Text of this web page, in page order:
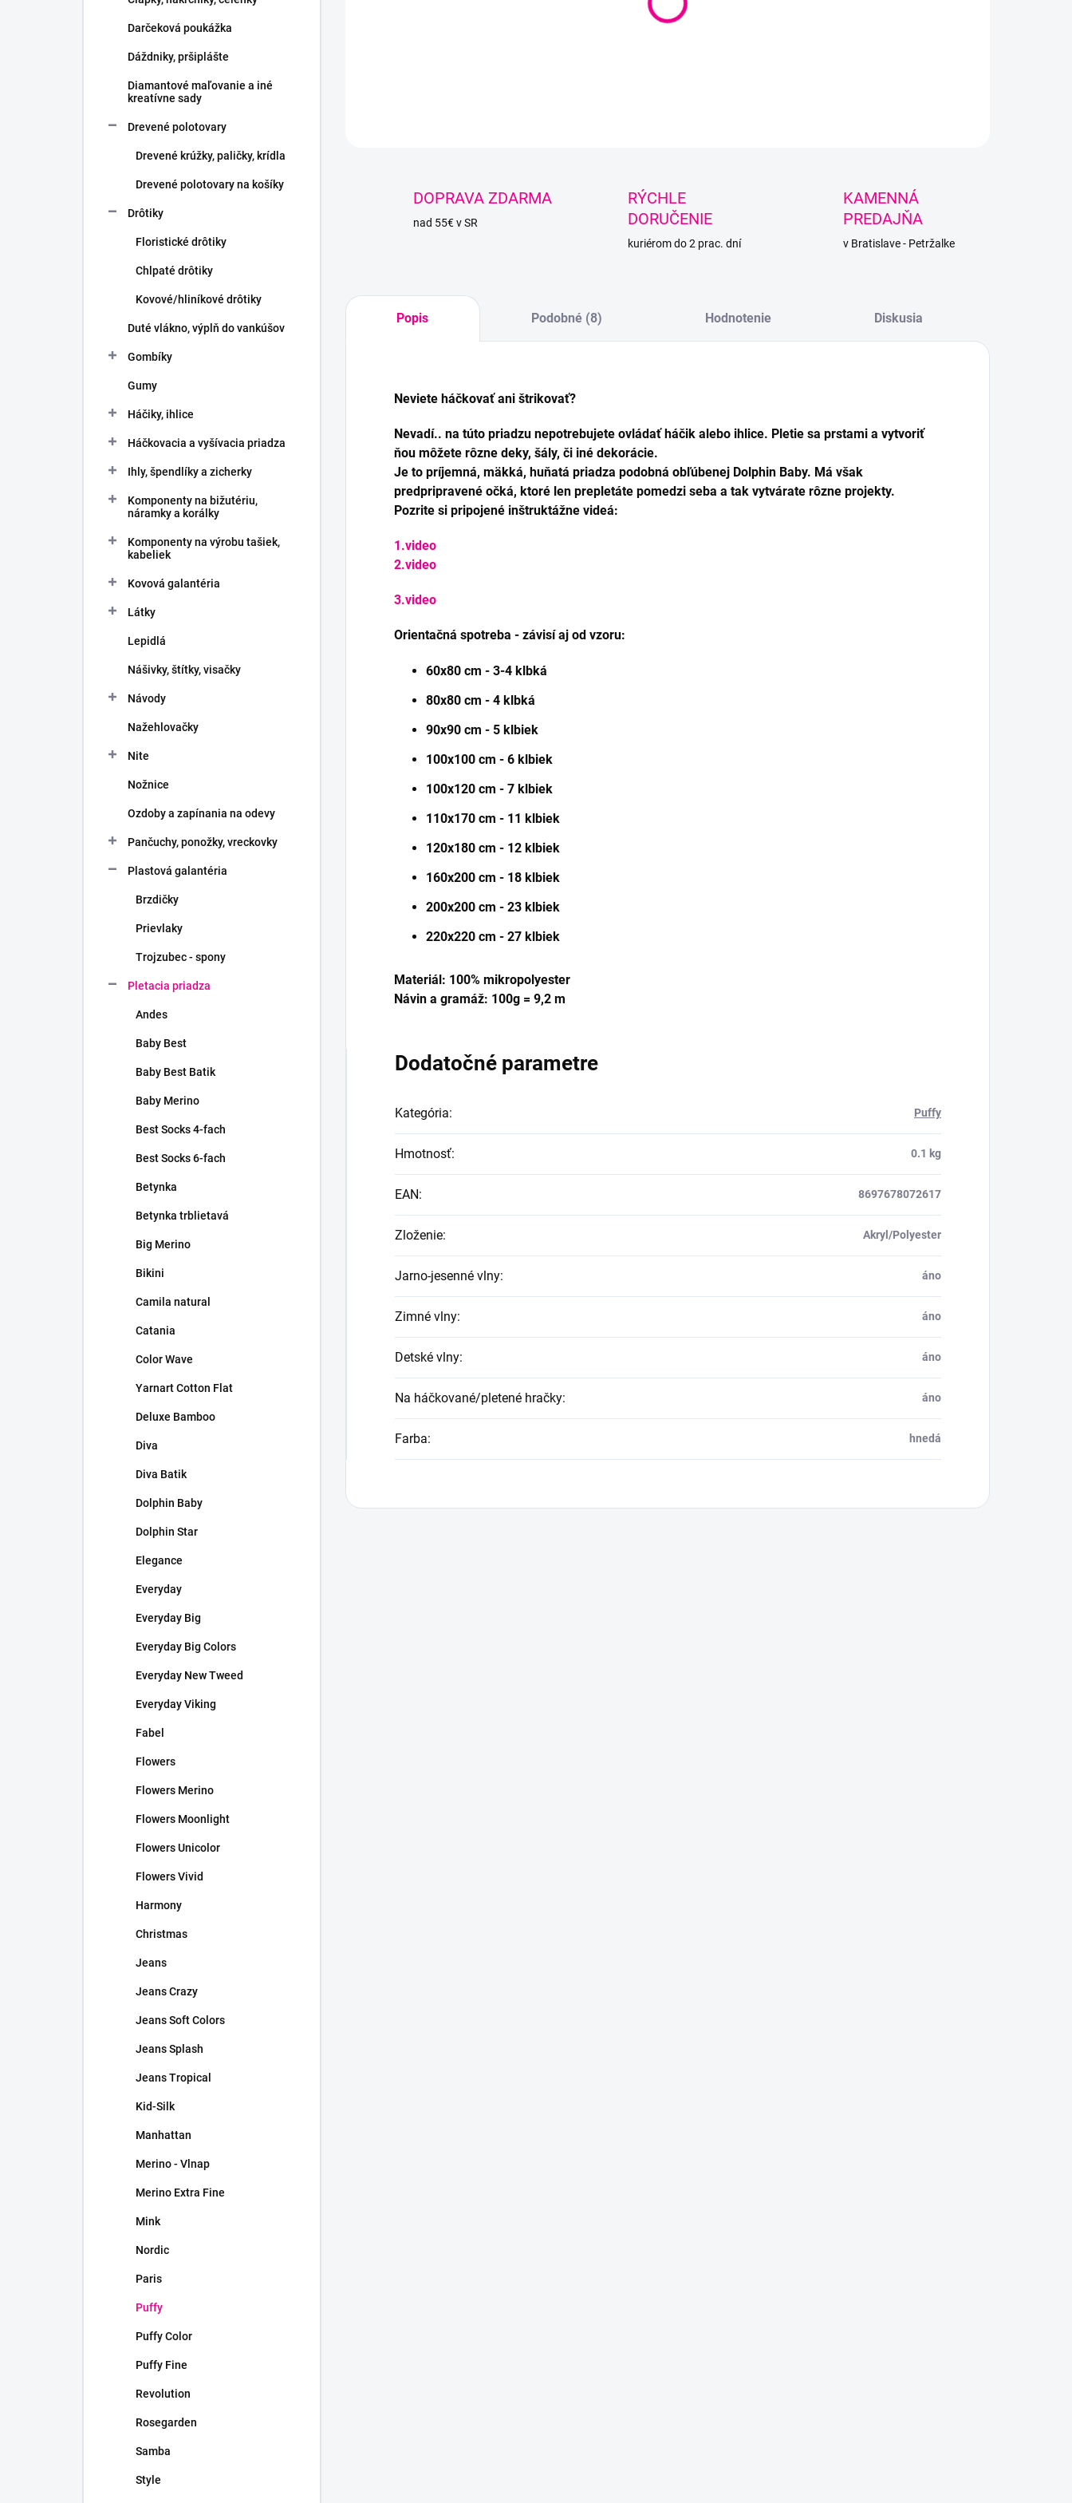
Darčeková poukážka
Dáždniky, pršiplášte
Diamantové maľovanie a iné
kreatívne sady
Drevené polotovary
Drevené krúžky, paličky, krídla
Drevené polotovary na košíky
Drôtiky
Floristické drôtiky
Chlpaté drôtiky
Kovové/hliníkové drôtiky
Duté vlákno, výplň do vankúšov
Gombíky
Gumy
Háčiky, ihlice
Háčkovacia a vyšívacia priadza
Ihly, špendlíky a zicherky
Komponenty na bižutériu,
náramky a korálky
Komponenty na výrobu tašiek,
kabeliek
Kovová galantéria
Látky
Lepidlá
Nášivky, štítky, visačky
Návody
Nažehlovačky
Nite
Nožnice
Ozdoby a zapínania na odevy
Pančuchy, ponožky, vreckovky
Plastová galantéria
Brzdičky
Prievlaky
Trojzubec - spony
Pletacia priadza
Andes
Baby Best
Baby Best Batik
Baby Merino
Best Socks 4-fach
Best Socks 6-fach
Betynka
Betynka trblietavá
Big Merino
Bikini
Camila natural
Catania
Color Wave
Yarnart Cotton Flat
Deluxe Bamboo
Diva
Diva Batik
Dolphin Baby
Dolphin Star
Elegance
Everyday
Everyday Big
Everyday Big Colors
Everyday New Tweed
Everyday Viking
Fabel
Flowers
Flowers Merino
Flowers Moonlight
Flowers Unicolor
Flowers Vivid
Harmony
Christmas
Jeans
Jeans Crazy
Jeans Soft Colors
Jeans Splash
Jeans Tropical
Kid-Silk
Manhattan
Merino - Vlnap
Merino Extra Fine
Mink
Nordic
Paris
Puffy
Puffy Color
Puffy Fine
Revolution
Rosegarden
Samba
Style
vedieť háčkovať ani štrikovať.
DOPRAVA ZDARMA
nad 55€ v SR
RÝCHLE
DORUČENIE
kuriérom do 2 prac. dní
KAMENNÁ
PREDAJŇA
v Bratislave - Petržalke
Popis Podobné (8) Hodnotenie Diskusia
Neviete háčkovať ani štrikovať?
Nevadí.. na túto priadzu nepotrebujete ovládať háčik alebo ihlice. Pletie sa prstami a vytvoriť
ňou môžete rôzne deky, šály, či iné dekorácie.
Je to príjemná, mäkká, huňatá priadza podobná obľúbenej Dolphin Baby. Má však
predpripravené očká, ktoré len prepletáte pomedzi seba a tak vytvárate rôzne projekty.
Pozrite si pripojené inštruktážne videá:
1.video
2.video
3.video
Orientačná spotreba - závisí aj od vzoru:
60x80 cm - 3-4 klbká
80x80 cm - 4 klbká
90x90 cm - 5 klbiek
100x100 cm - 6 klbiek
100x120 cm - 7 klbiek
110x170 cm - 11 klbiek
120x180 cm - 12 klbiek
160x200 cm - 18 klbiek
200x200 cm - 23 klbiek
220x220 cm - 27 klbiek
Materiál: 100% mikropolyester
Návin a gramáž: 100g = 9,2 m
Dodatočné parametre
Kategória: Puffy
Hmotnosť: 0.1 kg
EAN: 8697678072617
Zloženie: Akryl/Polyester
Jarno-jesenné vlny: áno
Zimné vlny: áno
Detské vlny: áno
Na háčkované/pletené hračky: áno
Farba: hnedá